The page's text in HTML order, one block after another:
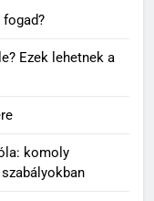
Ezek lehetnek a
komoly